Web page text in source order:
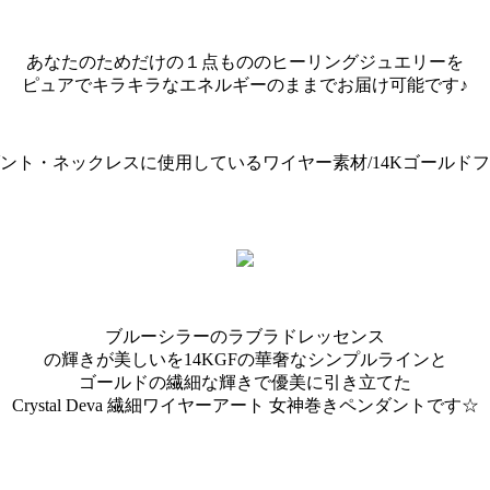
あなたのためだけの１点もののヒーリングジュエリーを
ピュアでキラキラなエネルギーのままでお届け可能です♪
ト・ネックレスに使用しているワイヤー素材/14Kゴールド
ブルーシラーのラブラドレッセンス
の輝きが美しいを14KGFの華奢なシンプルラインと
ゴールドの繊細な輝きで優美に引き立てた
Crystal Deva 繊細ワイヤーアート 女神巻きペンダントです☆